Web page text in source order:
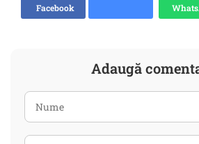
Facebook
Adaugă